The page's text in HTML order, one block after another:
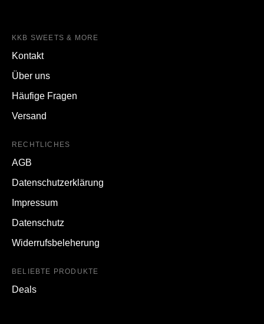
KKB SWEETS & MORE
Kontakt
Über uns
Häufige Fragen
Versand
RECHTLICHES
AGB
Datenschutzerklärung
Impressum
Datenschutz
Widerrufsbeleherung
BELIEBTE PRODUKTE
Deals